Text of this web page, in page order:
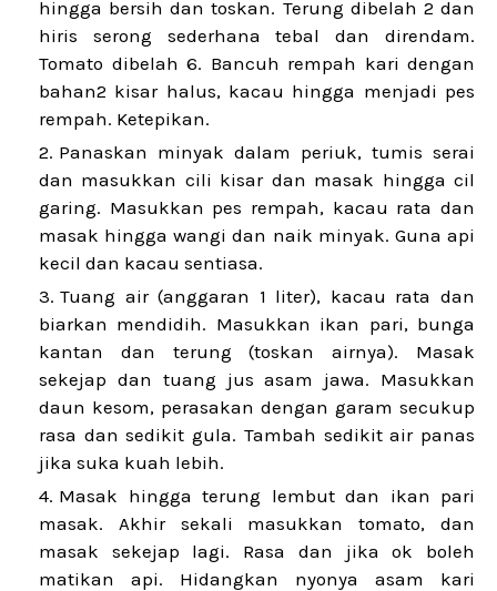
hingga bersih dan toskan. Terung dibelah 2 dan
hiris serong sederhana tebal dan direndam.
Tomato dibelah 6. Bancuh rempah kari dengan
bahan2 kisar halus, kacau hingga menjadi pes
rempah. Ketepikan.
Panaskan minyak dalam periuk, tumis serai
dan masukkan cili kisar dan masak hingga cil
garing. Masukkan pes rempah, kacau rata dan
masak hingga wangi dan naik minyak. Guna api
kecil dan kacau sentiasa.
Tuang air (anggaran 1 liter), kacau rata dan
biarkan mendidih. Masukkan ikan pari, bunga
kantan dan terung (toskan airnya). Masak
sekejap dan tuang jus asam jawa. Masukkan
daun kesom, perasakan dengan garam secukup
rasa dan sedikit gula. Tambah sedikit air panas
jika suka kuah lebih.
Masak hingga terung lembut dan ikan pari
masak. Akhir sekali masukkan tomato, dan
masak sekejap lagi. Rasa dan jika ok boleh
matikan api. Hidangkan nyonya asam kari